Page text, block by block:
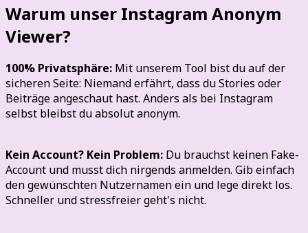
Warum unser Instagram Anonym
Viewer?
100% Privatsphäre: Mit unserem Tool bist du auf der
sicheren Seite: Niemand erfährt, dass du Stories oder
Beiträge angeschaut hast. Anders als bei Instagram
selbst bleibst du absolut anonym.
Kein Account? Kein Problem: Du brauchst keinen Fake-
Account und musst dich nirgends anmelden. Gib einfach
den gewünschten Nutzernamen ein und lege direkt los.
Schneller und stressfreier geht's nicht.